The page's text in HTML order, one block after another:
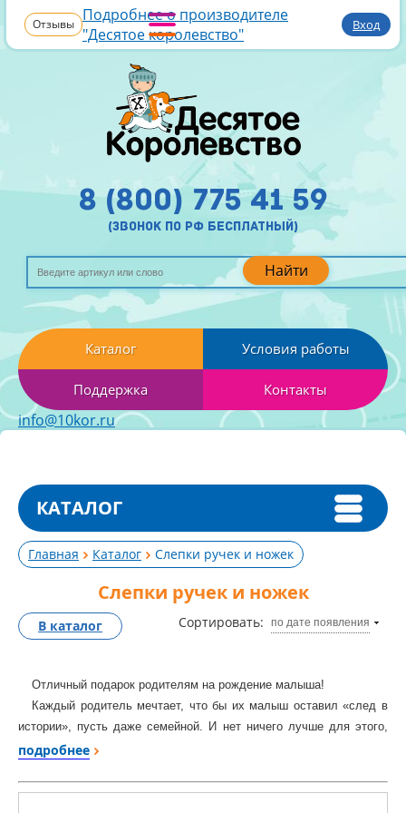
Отзывы Подробнее о производителе
"Десятое королевство"
Вход
Найти
8 (800) 775 41 59
(звонок по рф бесплатный)
Каталог Условия работы
Поддержка Контакты
info@10kor.ru
КАТАЛОГ
Главная Каталог Слепки ручек и ножек
Слепки ручек и ножек
Сортировать: по дате появления
В каталог
Отличный подарок родителям на рождение малыша!
Каждый родитель мечтает, что бы их малыш оставил «след в
истории», пусть даже семейной. И нет ничего лучше для этого,
чем наборы для слепков ручек и ножек малыша на основе
Оговоримся сразу, эти наборы не являются детской игрушкой,
подробнее